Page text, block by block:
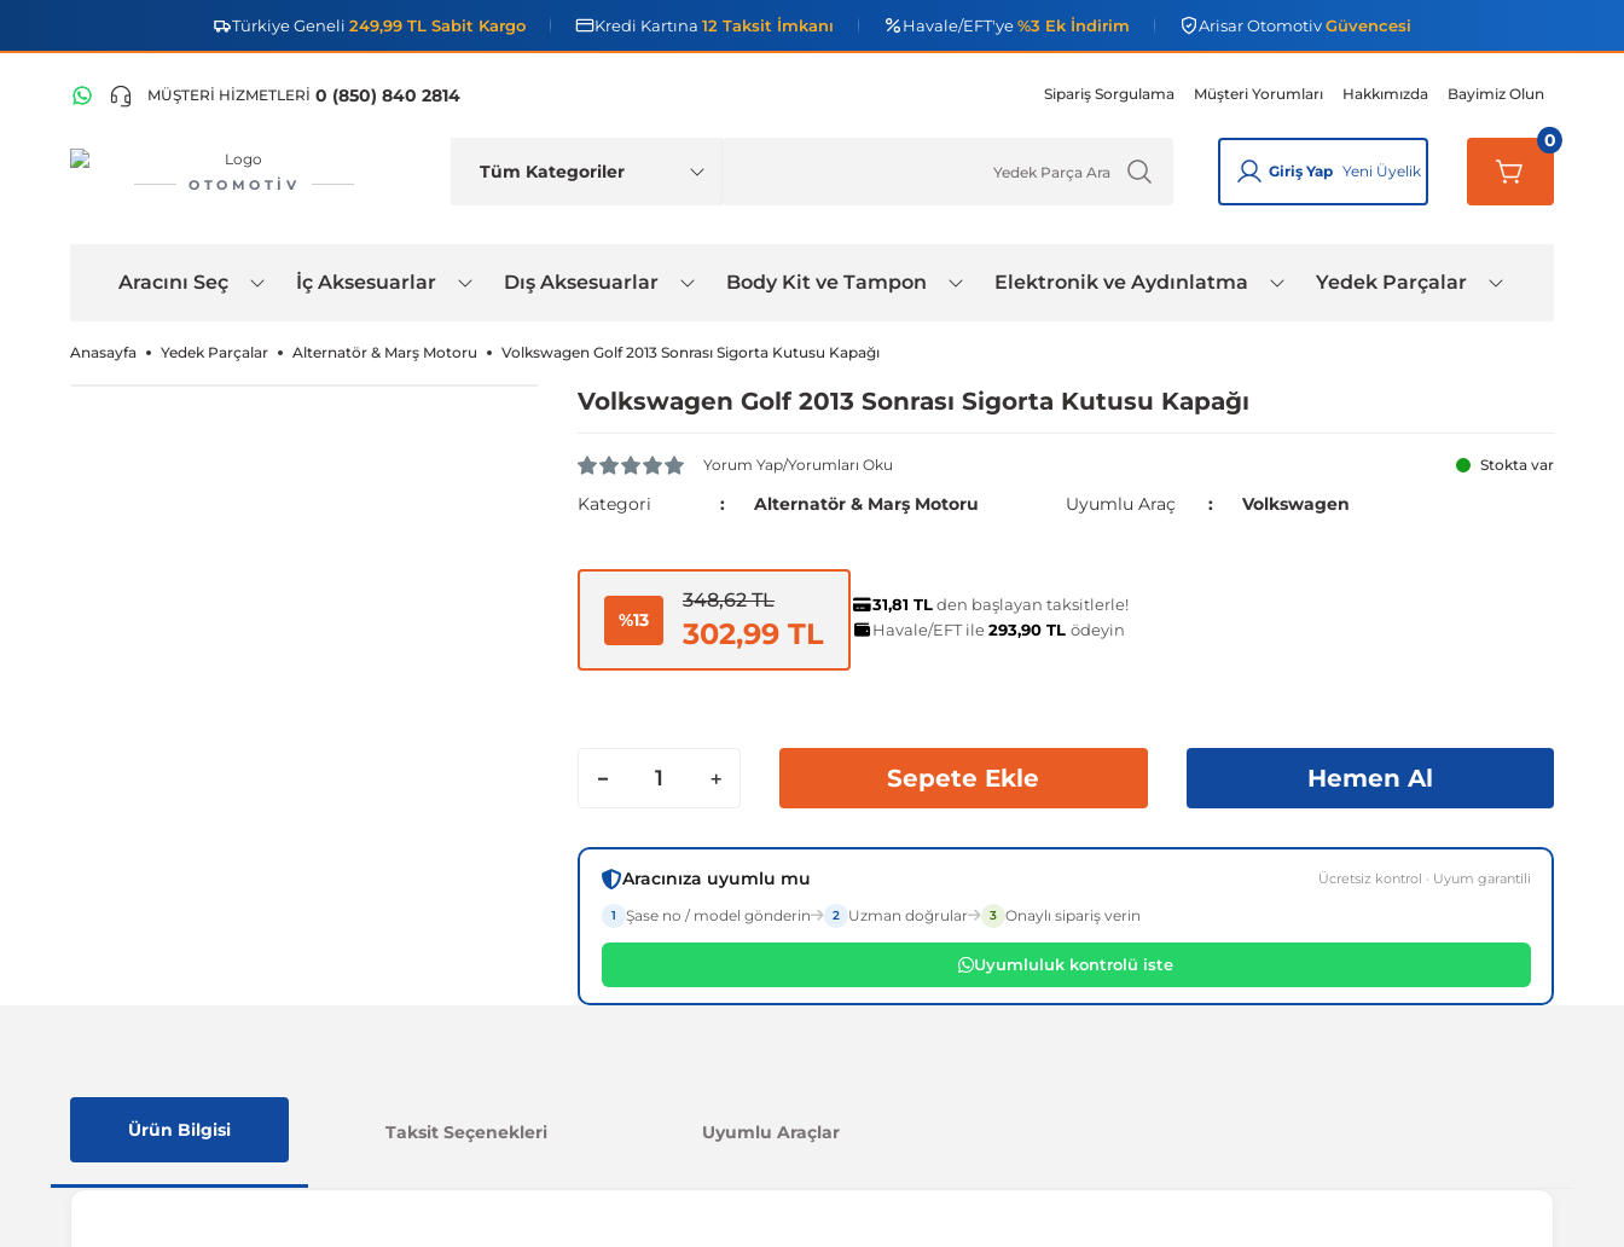
Türkiye Geneli 249,99 TL Sabit Kargo Kredi Kartına 12 Taksit İmkanı Havale/EFT'ye%3 Ek İndirim Arisar OtomotivGüvencesi
MÜŞTERİ HİZMETLERİ 0 (850) 840 2814 Sipariş Sorgulama Müşteri Yorumları Hakkımızda Bayimiz Olun
OTOMOTIV
Giriş Yap Yeni Üyelik
0
Aracını Seç İç Aksesuarlar Dış Aksesuarlar Body Kit ve Tampon Elektronik ve Aydınlatma Yedek Parçalar
Anasayfa Yedek Parçalar Alternatör & Marş Motoru Volkswagen Golf 2013 Sonrası Sigorta Kutusu Kapağı
Volkswagen Golf 2013 Sonrası Sigorta Kutusu Kapağı
Yorum Yap/Yorumları Oku Stokta var
Kategori Alternatör & Marş Motoru Uyumlu Araç Volkswagen
%13
348,62 TL
302,99 TL
31,81 TLden başlayan taksitlerle!
Havale/EFT ile293,90 TL ödeyin
Sepete Ekle Hemen Al
Aracınıza uyumlu mu Ücretsiz kontrol · Uyum garantili
1 Şase no / model gönderin 2 Uzman doğrular 3 Onaylı sipariş verin
Uyumluluk kontrolü iste
Ürün Bilgisi Taksit Seçenekleri Uyumlu Araçlar